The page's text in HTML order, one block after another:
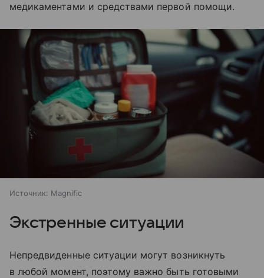
медикаментами и средствами первой помощи.
Источник: Magnific
Экстренные ситуации
Непредвиденные ситуации могут возникнуть
в любой момент, поэтому важно быть готовыми